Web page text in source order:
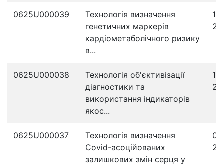
0625U000039
Технологія визначення
генетичних маркерів
кардіометаболічного ризику
в...
0625U000038
Технологія об'єктивізації
діагностики та
використання індикаторів
якос...
0625U000037
Технологія визначення
Covid-асоційованих
залишкових змін серця у